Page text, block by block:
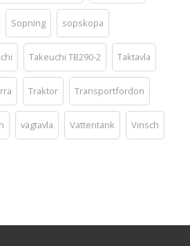
Sopning sopskopa
Takeuchi TB290-2 Taktavla
Traktor Transportfordon
vägtavla Vattentank Vinsch